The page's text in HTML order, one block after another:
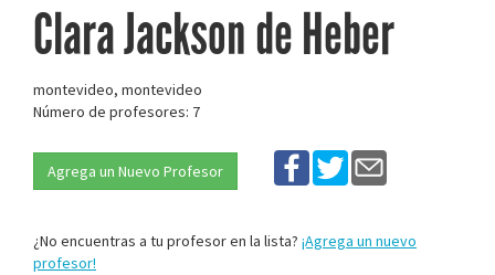
Clara Jackson de Heber
montevideo, montevideo
Número de profesores: 7
Agrega un Nuevo Profesor
¿No encuentras a tu profesor en la lista? ¡Agrega un nuevo
profesor!